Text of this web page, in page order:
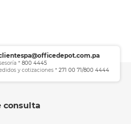
* 800 4445
y cotizaciones * 271 00 71/800 4444
consulta